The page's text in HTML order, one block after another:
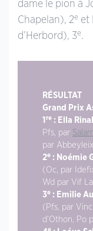
dame le pion à
Chapelan), 2e et
d’Herbord), 3e.
RÉSULTAT
Grand Prix
1 re : Ella
Pfs, par
par
2e : Noémie
(Oc, par
Wd par Vif
3e : Emilie
(Pfs, par
d’Othon, Po
e